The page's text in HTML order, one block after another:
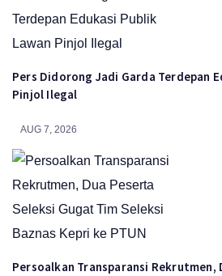
Pers Didorong Jadi Garda Terdepan
Pinjol Ilegal
AUG 7, 2026
Persoalkan Transparansi Rekrutmen,